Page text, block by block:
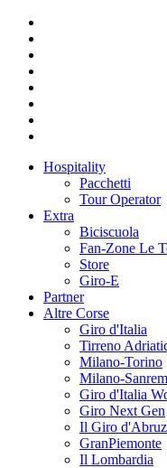
Hospitality
Pacchetti
Tour Operator
Extra
Biciscuola
Fan-Zone Le
Store
Giro-E
Partner
Altre Corse
Giro d'Italia
Tirreno
Milano-Torino
Milano-
Giro d'Italia
Giro Next Gen
Il Giro
GranPiemonte
Il Lombardia